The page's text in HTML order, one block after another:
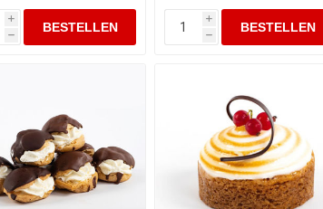
i
h
i
h